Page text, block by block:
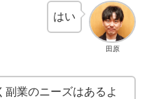
田原
はい
副業のニーズはあるよ